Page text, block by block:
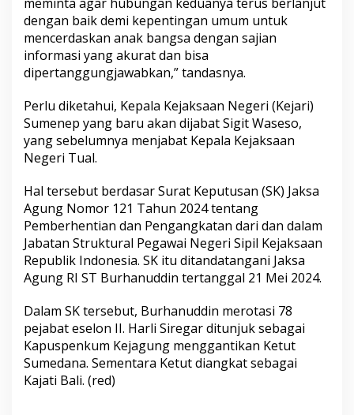
meminta agar hubungan keduanya terus berlanjut
dengan baik demi kepentingan umum untuk
mencerdaskan anak bangsa dengan sajian
informasi yang akurat dan bisa
dipertanggungjawabkan,” tandasnya.
Perlu diketahui, Kepala Kejaksaan Negeri (Kejari)
Sumenep yang baru akan dijabat Sigit Waseso,
yang sebelumnya menjabat Kepala Kejaksaan
Negeri Tual.
Hal tersebut berdasar Surat Keputusan (SK) Jaksa
Agung Nomor 121 Tahun 2024 tentang
Pemberhentian dan Pengangkatan dari dan dalam
Jabatan Struktural Pegawai Negeri Sipil Kejaksaan
Republik Indonesia. SK itu ditandatangani Jaksa
Agung RI ST Burhanuddin tertanggal 21 Mei 2024.
Dalam SK tersebut, Burhanuddin merotasi 78
pejabat eselon II. Harli Siregar ditunjuk sebagai
Kapuspenkum Kejagung menggantikan Ketut
Sumedana. Sementara Ketut diangkat sebagai
Kajati Bali. (red)